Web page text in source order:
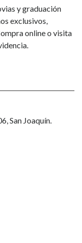
y graduación
exclusivos,
online o visita
San Joaquín.